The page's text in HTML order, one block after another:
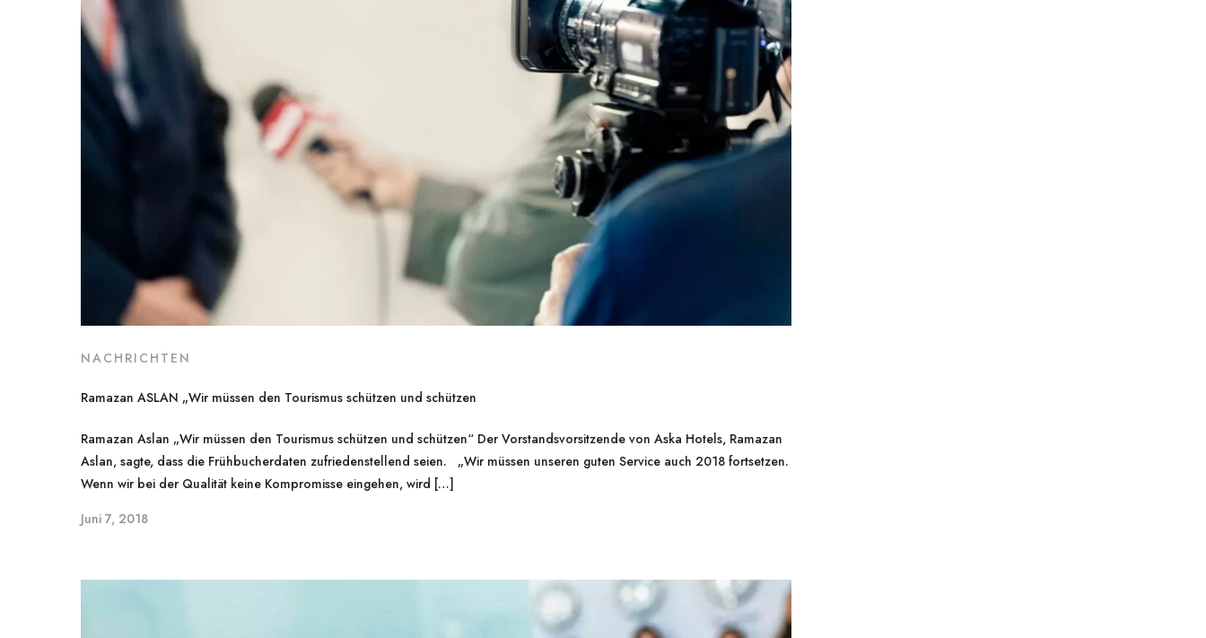
NACHRICHTEN
Ramazan ASLAN „Wir müssen den Tourismus schützen und schützen
Ramazan Aslan „Wir müssen den Tourismus schützen und schützen“ Der Vorstandsvorsitzende von Aska Hotels, Ramazan
Aslan, sagte, dass die Frühbucherdaten zufriedenstellend seien. „Wir müssen unseren guten Service auch 2018 fortsetzen.
Wenn wir bei der Qualität keine Kompromisse eingehen, wird […]
Juni 7, 2018